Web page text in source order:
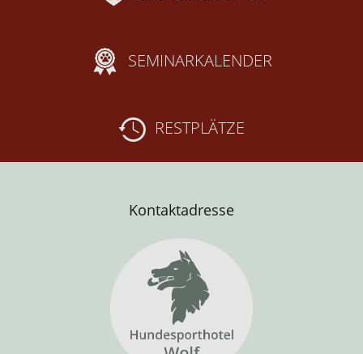
SEMINARKALENDER
RESTPLÄTZE
Kontaktadresse